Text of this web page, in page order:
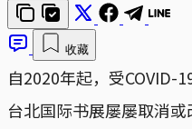
收藏
自2020年起，受COVID-
台北国际书展屡屡取消